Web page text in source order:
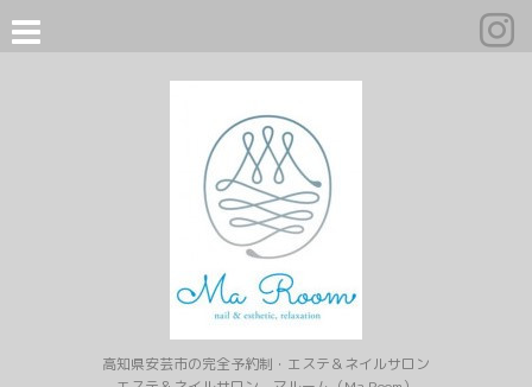
高知県安芸市の完全予約制・エステ＆ネイルサロン